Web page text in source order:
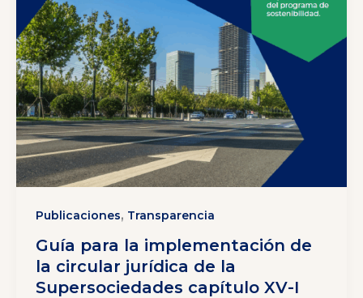
Publicaciones, Transparencia
Guía para la implementación de
la circular jurídica de la
Supersociedades capítulo XV-I